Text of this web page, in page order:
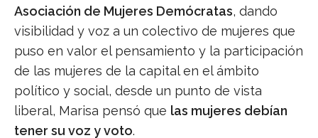
Asociación de Mujeres Demócratas, dando
visibilidad y voz a un colectivo de mujeres que
puso en valor el pensamiento y la participación
de las mujeres de la capital en el ámbito
político y social, desde un punto de vista
liberal, Marisa pensó que las mujeres debían
tener su voz y voto.